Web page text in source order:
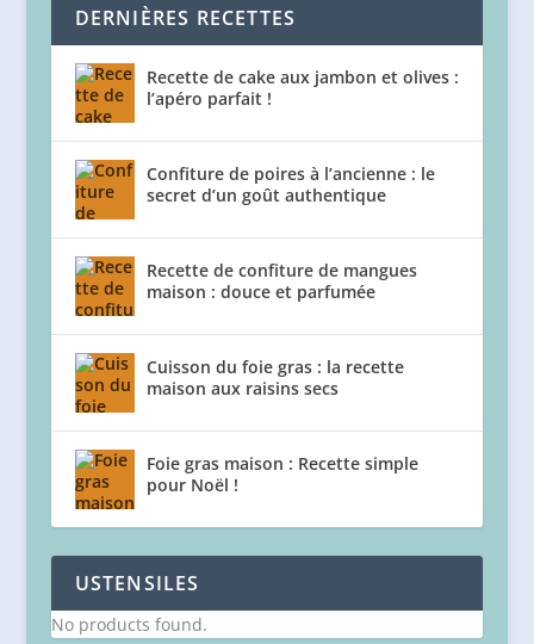
DERNIÈRES RECETTES
Recette de cake aux jambon et olives :
l’apéro parfait !
Confiture de poires à l’ancienne : le
secret d’un goût authentique
Recette de confiture de mangues
maison : douce et parfumée
Cuisson du foie gras : la recette
maison aux raisins secs
Foie gras maison : Recette simple
pour Noël !
USTENSILES
No products found.